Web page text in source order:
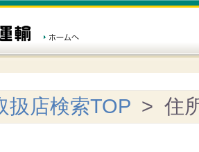
扱店検索TOP > 住